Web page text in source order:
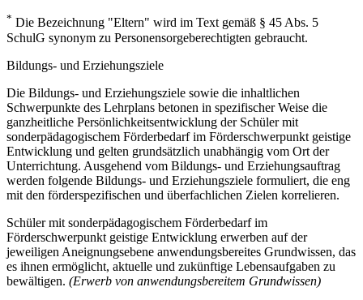
* Die Bezeichnung "Eltern" wird im Text gemäß § 45 Abs. 5
SchulG synonym zu Personensorgeberechtigten gebraucht.
Bildungs- und Erziehungsziele
Die Bildungs- und Erziehungsziele sowie die inhaltlichen
Schwerpunkte des Lehrplans betonen in spezifischer Weise die
ganzheitliche Persönlichkeitsentwicklung der Schüler mit
sonderpädagogischem Förderbedarf im Förderschwerpunkt geistige
Entwicklung und gelten grundsätzlich unabhängig vom Ort der
Unterrichtung. Ausgehend vom Bildungs- und Erziehungsauftrag
werden folgende Bildungs- und Erziehungsziele formuliert, die eng
mit den förderspezifischen und überfachlichen Zielen korrelieren.
Schüler mit sonderpädagogischem Förderbedarf im
Förderschwerpunkt geistige Entwicklung erwerben auf der
jeweiligen Aneignungsebene anwendungsbereites Grundwissen, das
es ihnen ermöglicht, aktuelle und zukünftige Lebensaufgaben zu
bewältigen. (Erwerb von anwendungsbereitem Grundwissen)